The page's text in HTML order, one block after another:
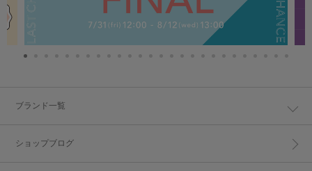
ブランド一覧
ショップブログ